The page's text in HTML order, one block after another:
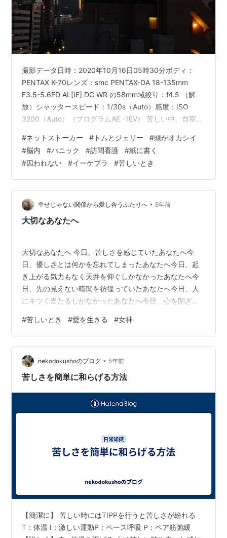
撮影データ日時：2020年10月16日05時30分ボディ：
PENTAX K-70レンズ：smc PENTAX-DA 18-135mm
F3.5-5.6ED AL[IF] DC WR の58mm域絞り：f4.5 （解
放）シャッタースピード：1/30s（Auto）感度：ISO
3200（Auto）（プログラムAE -1EV） 苦しい中、自室の
トストーカーが煩く、自分は「トムとジェリー」のトム
であるなどと書いている。 ネットストーカーのことに頭
が行ったのは、なぜか早朝の写真をアップすると「朝焼
けに感動した」などと私の感想を勝手に捏造して解説す
ることか…
#ネットストーカー # トムとジェリー #頭がオカシイ
#脳内 #パニック #訪問看護 #紙に書く
#囚われない #イーケプラ #苦しいとき
幸せじゃない関係から愛し合うふたりへ • 5年前
大切なあなたへ
大切なあなたへ 今日、苦しさを感じていたあなたへ今
日、優しさとは何かを忘れてしまったあなたへ今日、起
き上がる気力もなく天井を仰ぐしかなかったあなたへ今
日、先の見えない暗闇を彷徨っていたあなたへ今日、人
にキツく当たるしかなかったあなたへ今日、心を閉ざし
あなたは素晴らしい たった今苦しく、愛ではないと思っ
たとしても愛なんです。 楽さを感じるためには、苦を感
じなければ それが楽なのかがわからない優しさを与えた
いあなたは、優しくしないことで 居心地の悪さを感じ、
優しさを取り戻そうと思える活動できることがどれだけ
#苦しいとき #愛を生きる #女神
nekodokushoのブログ • 5年前
苦しさを簡単に和らげる方法
【簡潔に】 苦しい時にはTIPPを行うと苦しさが紛れる
T：体温 I：激しい運動P：ペース呼吸 P：ペア筋弛緩